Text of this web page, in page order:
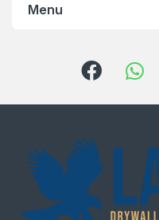
Menu